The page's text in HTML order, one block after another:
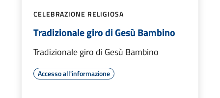
CELEBRAZIONE RELIGIOSA
Tradizionale giro di Gesù Bambino
Tradizionale giro di Gesù Bambino
Accesso all'informazione